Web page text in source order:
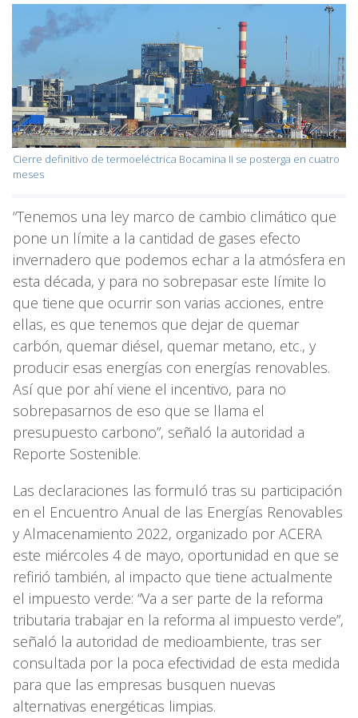
Cierre definitivo de termoeléctrica Bocamina II se posterga en cuatro
meses
“Tenemos una ley marco de cambio climático que
pone un límite a la cantidad de gases efecto
invernadero que podemos echar a la atmósfera en
esta década, y para no sobrepasar este límite lo
que tiene que ocurrir son varias acciones, entre
ellas, es que tenemos que dejar de quemar
carbón, quemar diésel, quemar metano, etc., y
producir esas energías con energías renovables.
Así que por ahí viene el incentivo, para no
sobrepasarnos de eso que se llama el
presupuesto carbono”, señaló la autoridad a
Reporte Sostenible.
Las declaraciones las formuló tras su participación
en el Encuentro Anual de las Energías Renovables
y Almacenamiento 2022, organizado por ACERA
este miércoles 4 de mayo, oportunidad en que se
refirió también, al impacto que tiene actualmente
el impuesto verde: “Va a ser parte de la reforma
tributaria trabajar en la reforma al impuesto verde”,
señaló la autoridad de medioambiente, tras ser
consultada por la poca efectividad de esta medida
para que las empresas busquen nuevas
alternativas energéticas limpias.